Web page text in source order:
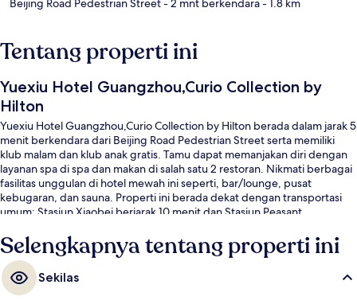
Beijing Road Pedestrian Street- 2 mnt berkendara- 1.8 km
Tentang properti ini
Yuexiu Hotel Guangzhou,Curio Collection by
Hilton
Yuexiu Hotel Guangzhou,Curio Collection by Hilton berada dalam jarak 5
menit berkendara dari Beijing Road Pedestrian Street serta memiliki
klub malam dan klub anak gratis. Tamu dapat memanjakan diri dengan
layanan spa di spa dan makan di salah satu 2 restoran. Nikmati berbagai
fasilitas unggulan di hotel mewah ini seperti, bar/lounge, pusat
kebugaran, dan sauna. Properti ini berada dekat dengan transportasi
umum: Stasiun Xiaobei berjarak 10 menit dan Stasiun Peasant
Selengkapnya tentang properti ini
Sekilas